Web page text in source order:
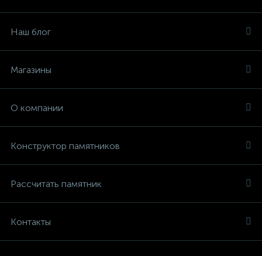
Наш блог
Магазины
О компании
Конструктор памятников
Рассчитать памятник
Контакты